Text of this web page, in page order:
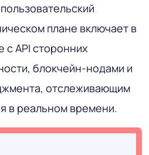
плане включает в
с API сторонних
блокчейн-нодами и
отслеживающим
в реальном времени.